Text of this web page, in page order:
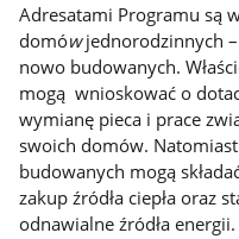
Adresatami Programu są
domówjednorodzinnych
nowo budowanych.
mogą wnioskować o
wymianę pieca i prace
swoich domów.
budowanych mogą
zakup źródła ciepła oraz
odnawialne źródła energii.